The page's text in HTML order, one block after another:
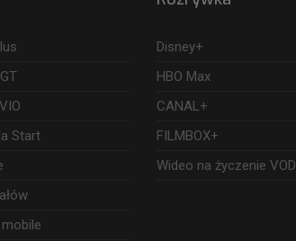
Start
Disney+
HBO Max
CANAL+
FILMBOX+
Wideo na życzenie VOD